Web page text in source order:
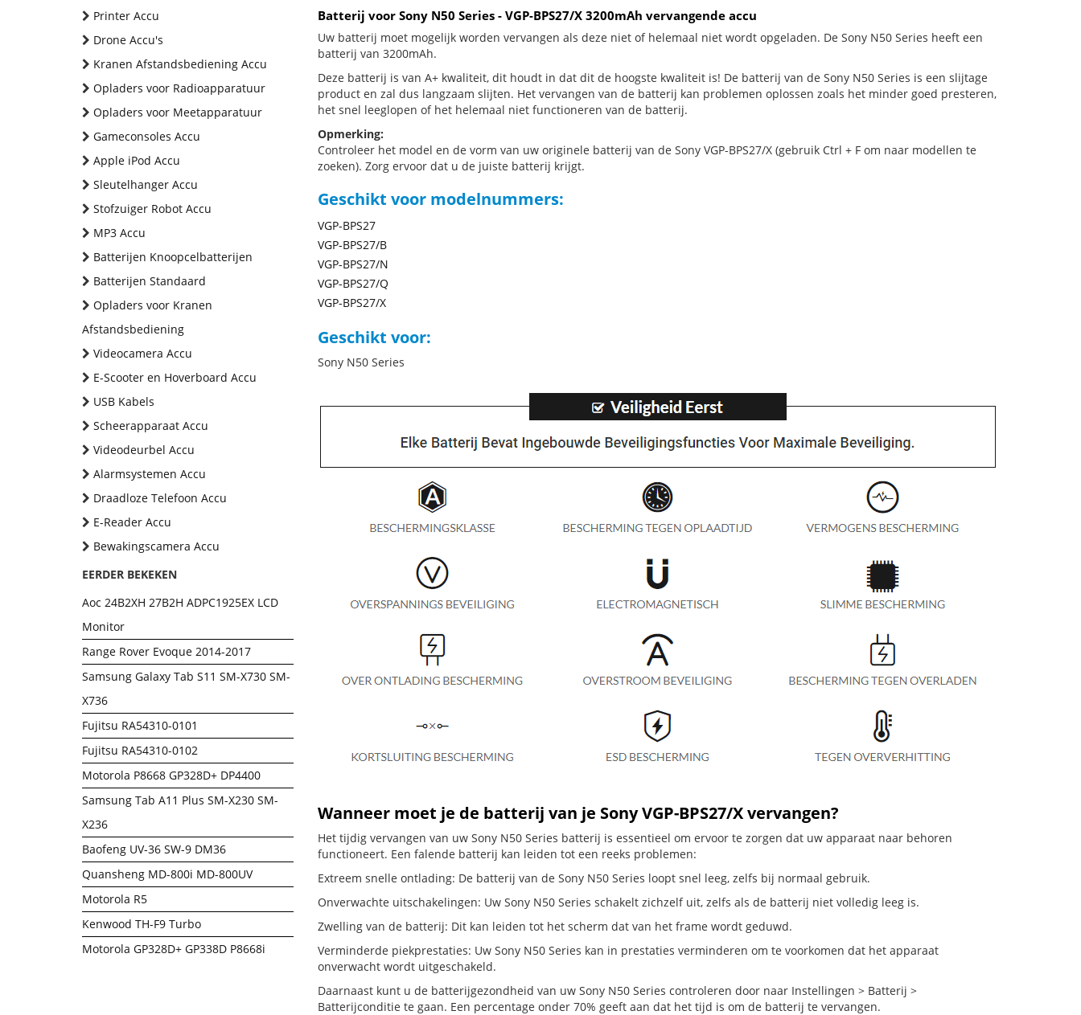
Printer Accu
Drone Accu's
Kranen Afstandsbediening Accu
Opladers voor Radioapparatuur
Opladers voor Meetapparatuur
Gameconsoles Accu
Apple iPod Accu
Sleutelhanger Accu
Stofzuiger Robot Accu
MP3 Accu
Batterijen Knoopcelbatterijen
Batterijen Standaard
Opladers voor Kranen
Afstandsbediening
Videocamera Accu
E-Scooter en Hoverboard Accu
USB Kabels
Scheerapparaat Accu
Videodeurbel Accu
Alarmsystemen Accu
Draadloze Telefoon Accu
E-Reader Accu
Bewakingscamera Accu
EERDER BEKEKEN
Aoc 24B2XH 27B2H ADPC1925EX LCD
Monitor
Range Rover Evoque 2014-2017
Samsung Galaxy Tab S11 SM-X730 SM-
X736
Fujitsu RA54310-0101
Fujitsu RA54310-0102
Motorola P8668 GP328D+ DP4400
Samsung Tab A11 Plus SM-X230 SM-
X236
Baofeng UV-36 SW-9 DM36
Quansheng MD-800i MD-800UV
Motorola R5
Kenwood TH-F9 Turbo
Motorola GP328D+ GP338D P8668i
Batterij voor Sony N50 Series - VGP-BPS27/X 3200mAh vervangende accu
Uw batterij moet mogelijk worden vervangen als deze niet of helemaal niet wordt opgeladen. De Sony N50 Series heeft een
batterij van 3200mAh.
Deze batterij is van A+ kwaliteit, dit houdt in dat dit de hoogste kwaliteit is! De batterij van de Sony N50 Series is een slijtage
product en zal dus langzaam slijten. Het vervangen van de batterij kan problemen oplossen zoals het minder goed presteren,
het snel leeglopen of het helemaal niet functioneren van de batterij.
Opmerking:
Controleer het model en de vorm van uw originele batterij van de Sony VGP-BPS27/X (gebruik Ctrl + F om naar modellen te
zoeken). Zorg ervoor dat u de juiste batterij krijgt.
Geschikt voor modelnummers:
VGP-BPS27
VGP-BPS27/B
VGP-BPS27/N
VGP-BPS27/Q
VGP-BPS27/X
Geschikt voor:
Sony N50 Series
Wanneer moet je de batterij van je Sony VGP-BPS27/X vervangen?
Het tijdig vervangen van uw Sony N50 Series batterij is essentieel om ervoor te zorgen dat uw apparaat naar behoren
functioneert. Een falende batterij kan leiden tot een reeks problemen:
Extreem snelle ontlading: De batterij van de Sony N50 Series loopt snel leeg, zelfs bij normaal gebruik.
Onverwachte uitschakelingen: Uw Sony N50 Series schakelt zichzelf uit, zelfs als de batterij niet volledig leeg is.
Zwelling van de batterij: Dit kan leiden tot het scherm dat van het frame wordt geduwd.
Verminderde piekprestaties: Uw Sony N50 Series kan in prestaties verminderen om te voorkomen dat het apparaat
onverwacht wordt uitgeschakeld.
Daarnaast kunt u de batterijgezondheid van uw Sony N50 Series controleren door naar Instellingen > Batterij >
Batterijconditie te gaan. Een percentage onder 70% geeft aan dat het tijd is om de batterij te vervangen.